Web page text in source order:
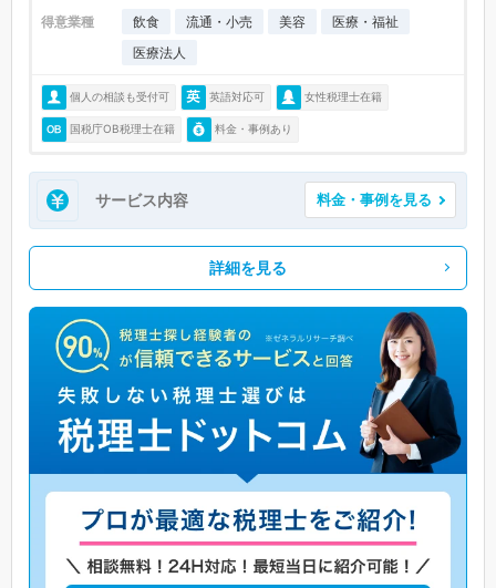
得意業種 飲食 流通・小売 美容
医療・福祉
医療法人
個人の相談も受付可 英語対応可 女性税理士在籍
国税庁OB税理士在籍 料金・事例あり
サービス内容 料金・事例を見る
詳細を見る